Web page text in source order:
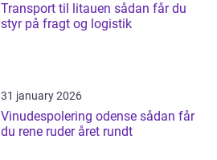
Transport til litauen sådan får du
styr på fragt og logistik
31 january 2026
Vinudespolering odense sådan får
du rene ruder året rundt